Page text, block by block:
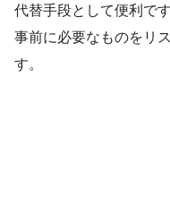
代替手段として便利で
事前に必要なものをリ
す。